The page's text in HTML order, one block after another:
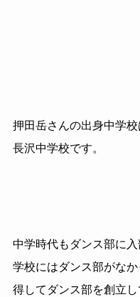
押田岳さんの出身中学
長沢中学校です。
中学時代もダンス部に
学校にはダンス部がな
得してダンス部を創立し